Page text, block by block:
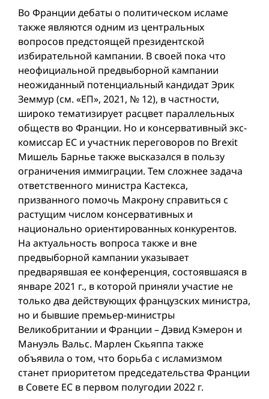
Во Франции дебаты о политическом исламе
также являются одним из центральных
вопросов предстоящей президентской
избирательной кампании. В своей пока что
неофициальной предвыборной кампании
неожиданный потенциальный кандидат Эрик
Земмур (см. «ЕП», 2021, № 12), в частности,
широко тематизирует расцвет параллельных
обществ во Франции. Но и консервативный экс-
комиссар ЕС и участник переговоров по Brexit
Мишель Барнье также высказался в пользу
ограничения иммиграции. Тем сложнее задача
ответственного министра Кастекса,
призванного помочь Макрону справиться с
растущим числом консервативных и
национально ориентированных конкурентов.
На актуальность вопроса также и вне
предвыборной кампании указывает
предварявшая ее конференция, состоявшаяся в
январе 2021 г., в которой приняли участие не
только два действующих французских министра,
но и бывшие премьер-министры
Великобритании и Франции – Дэвид Кэмерон и
Мануэль Вальс. Марлен Скьяппа также
объявила о том, что борьба с исламизмом
станет приоритетом председательства Франции
в Совете ЕС в первом полугодии 2022 г.